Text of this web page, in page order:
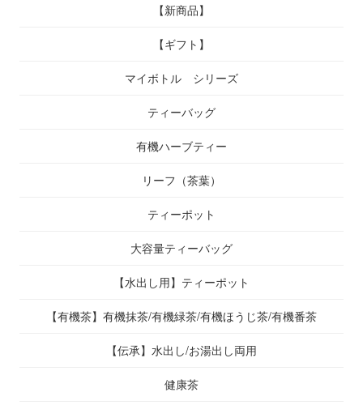
【新商品】
【ギフト】
マイボトル シリーズ
ティーバッグ
有機ハーブティー
リーフ（茶葉）
ティーポット
大容量ティーバッグ
【水出し用】ティーポット
【有機茶】有機抹茶/有機緑茶/有機ほうじ茶/有機番茶
【伝承】水出し/お湯出し両用
健康茶